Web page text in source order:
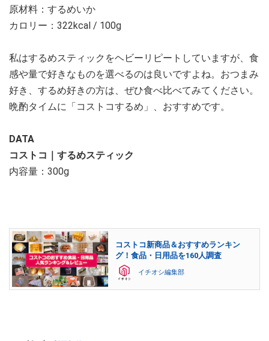
原材料：するめいか
カロリー：322kcal / 100g
私はするめスティックをヘビーリピートしていますが、食
感や量で好きなものを選べるのは良いですよね。おつまみ
好き、するめ好きの方は、ぜひ食べ比べてみてください。
晩酌タイムに「コストコするめ」、おすすめです。
DATA
コストコ｜するめスティック
内容量：300g
コストコ新商品＆おすすめランキン
グ！食品・日用品を160人調査
イチオシ編集部